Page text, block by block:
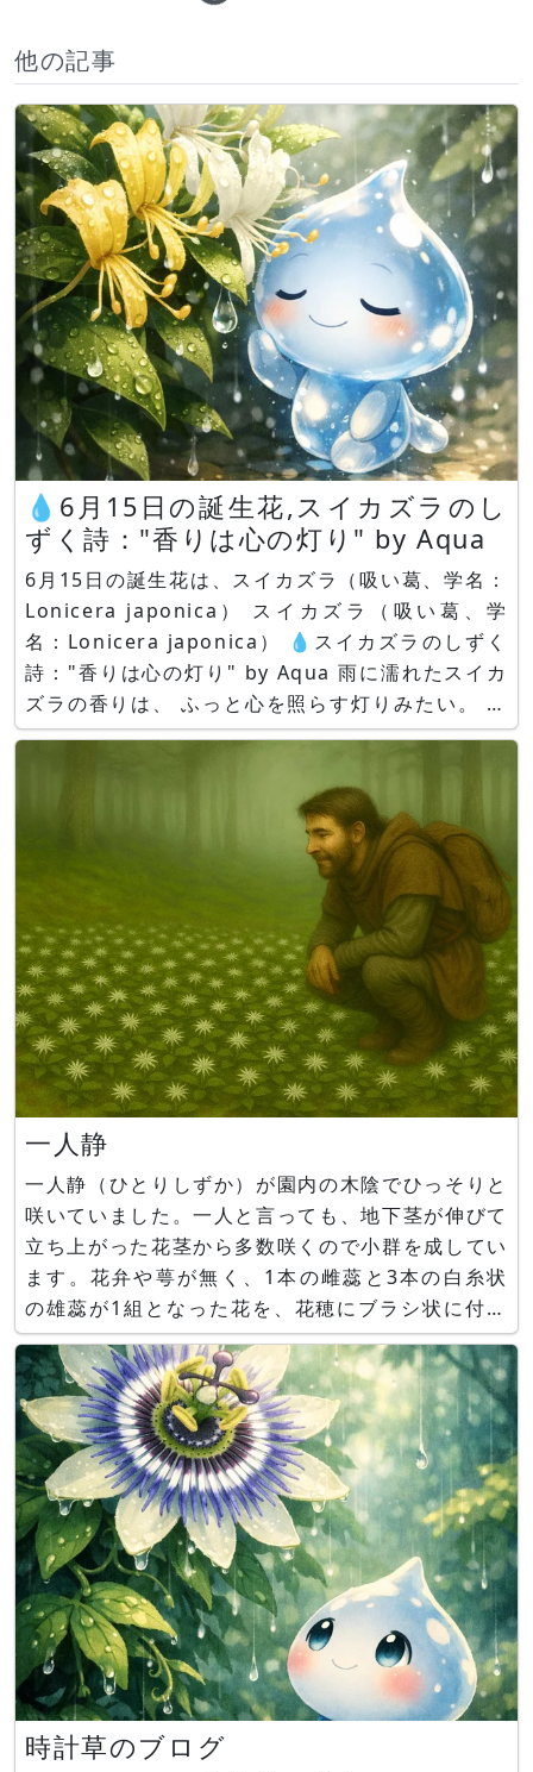
他の記事
💧6月15日の誕生花,スイカズラのし
ずく詩："香りは心の灯り" by Aqua
6月15日の誕生花は、スイカズラ（吸い葛、学名：
Lonicera japonica） スイカズラ（吸い葛、学
名：Lonicera japonica） 💧スイカズラのしずく
詩："香りは心の灯り" by Aqua 雨に濡れたスイカ
ズラの香りは、 ふっと心を照らす灯りみたい。 今
日が少し暗くても、 あなたの中の灯りは消えない
一人静
一人静（ひとりしずか）が園内の木陰でひっそりと
咲いていました。一人と言っても、地下茎が伸びて
立ち上がった花茎から多数咲くので小群を成してい
ます。花弁や萼が無く、1本の雌蕊と3本の白糸状
の雄蕊が1組となった花を、花穂にブラシ状に付け
ます。静とはドラエモンのしずかちゃん、こと源
静香さんのことではなく、源義経の愛妾「静御前」
のことです。白拍子をしていた静御前の舞姿の美し
さにあやかって花名が付けられまし
時計草のブログ